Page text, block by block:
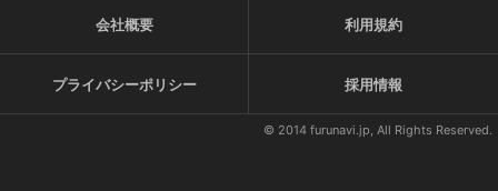
会社概要 利用規約
プライバシーポリシー 採用情報
© 2014 furunavi.jp, All Rights Reserved.